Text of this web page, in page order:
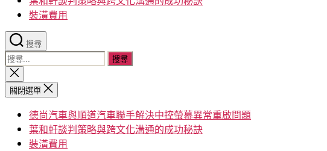
裝潢費用
搜尋
搜
尋
關
鍵
關
閉
搜
關閉選單
德尚汽車與順道汽車聯手解決中控螢幕異常重啟問題
葉和軒談判策略與跨文化溝通的成功秘訣
裝潢費用